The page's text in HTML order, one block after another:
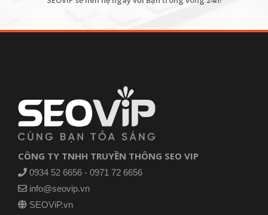
CÔNG TY TNHH TRUYỀN THÔNG SEO VIP
0934 52 6656 - 0971 72 6656
info@seovip.vn
SEOViP.vn